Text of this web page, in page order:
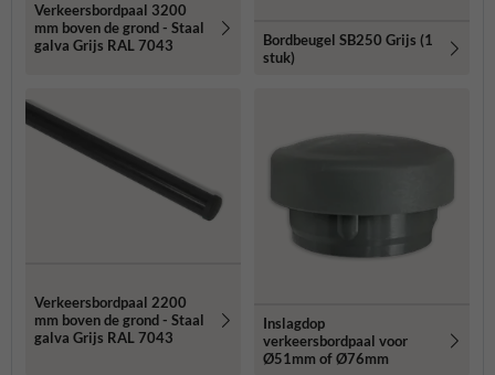
Verkeersbordpaal 3200
mm boven de grond - Staal
galva Grijs RAL 7043
Bordbeugel SB250 Grijs (1
stuk)
Verkeersbordpaal 2200
mm boven de grond - Staal
galva Grijs RAL 7043
Inslagdop
verkeersbordpaal voor
Ø51mm of Ø76mm